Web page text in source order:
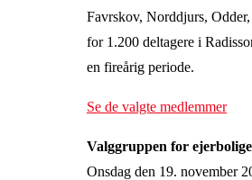
Favrskov, Norddjurs,
for 1.200 deltagere i
en fireårig periode.
Se de valgte medlemmer
Valggruppen for
Onsdag den 19. november